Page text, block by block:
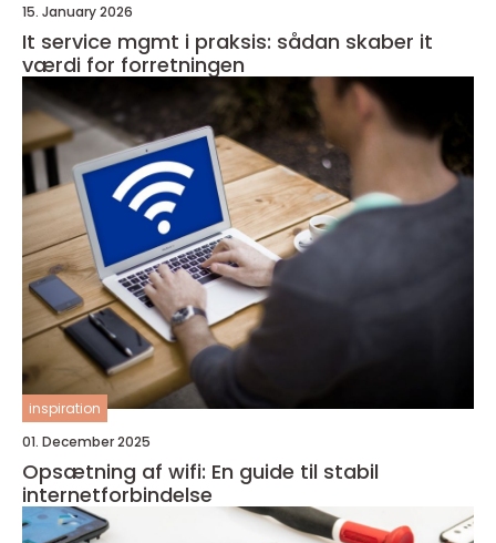
15. January 2026
It service mgmt i praksis: sådan skaber it
værdi for forretningen
inspiration
01. December 2025
Opsætning af wifi: En guide til stabil
internetforbindelse